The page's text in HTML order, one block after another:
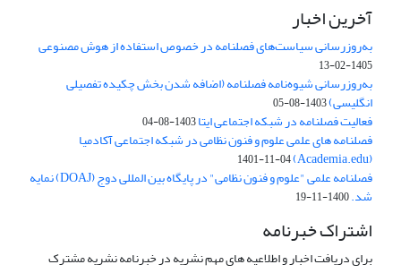
آخرین اخبار
به‌روزرسانی سیاست‌های فصلنامه در خصوص استفاده از هوش مصنوعی
1405-02-13
به‌روزرسانی شیوه‌نامه فصلنامه (اضافه شدن بخش چکیده تفصیلی
انگلیسی)1403-08-05
فعالیت فصلنامه در شبکه اجتماعی ایتا1403-08-04
فصلنامه های علمی علوم و فنون نظامی در شبکه اجتماعی آکادمیا
(Academia.edu)
1401-11-04
فصلنامه علمی "علوم و فنون نظامی" در پایگاه بین المللی دوج (DOAJ) نمایه
شد.1400-11-19
اشتراک خبرنامه
برای دریافت اخبار و اطلاعیه های مهم نشریه در خبرنامه نشریه مشترک